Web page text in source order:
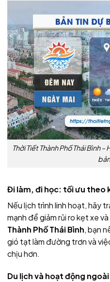
Thời Tiết Thành Phố Thái Bình
Đi làm, đi học: tối ưu theo
Nếu lịch trình linh hoạt, hãy
mạnh để giảm rủi ro kẹt xe
Thành Phố Thái Bình, bạn
gió tạt làm đường trơn và
chịu hơn.
Du lịch và hoạt động